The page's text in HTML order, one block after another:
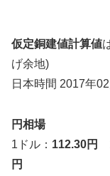
仮定銅建値計算値
げ余地)
日本時間 2017年
円相場
1ドル： 112.30円
円